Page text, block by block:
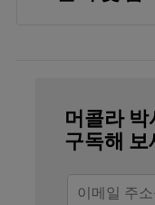
Front
Clin Interv
Curr Opin
머콜라
구독해 보